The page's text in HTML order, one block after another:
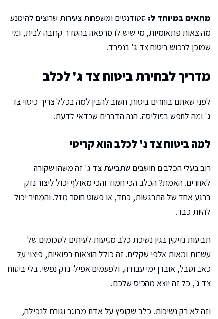
מתאים במיוחד ל: סטודנטים ומשפחות צעירות שרוצים להימנע
מהוצאות פתאומיות, מי שיש לו מרפאה בהסדר קרובה לבית, ומי
שמוכן לרכוש ביטוח צד ג' בנפרד.
מדריך לבחירת ביטוח צד ג' לכלב
לפני שאתם בוחרים ביטוח, חשוב להבין למה בכלל צריך כיסוי צד
ג' ומה לחפש בפוליסה. הנה הדברים שכדאי לדעת.
למה ביטוח צד ג' לכלב הוא קריטי
רוב בעלי הכלבים חושבים שתביעת צד ג' זה משהו שקורה
לאחרים. האמת? הכלב הכי חמוד והכי מאולף יכול ליצור נזק
ברגע אחד של התרגשות, פחד, או פשוט חוסר מזל. והמחיר יכול
להיות כבד.
תביעות נזיקין בגין נשיכת כלב מגיעות לעיתים לסכומים של
עשרות ומאות אלפי שקלים. זה כולל הוצאות רפואיות, פיצוי על
כאב וסבל, אובדן ימי עבודה, ולפעמים אפילו נזק נפשי. בלי ביטוח
צד ג', כל זה יוצא מהכיס שלכם.
וזה לא רק נשיכות. כלב שקופץ על אדם מבוגר וגורם לנפילה,